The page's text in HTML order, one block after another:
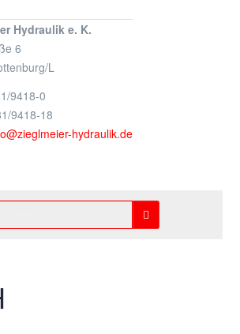
Hydraulik e. K.
6
L
9418-0
9418-18
hydraulik.de